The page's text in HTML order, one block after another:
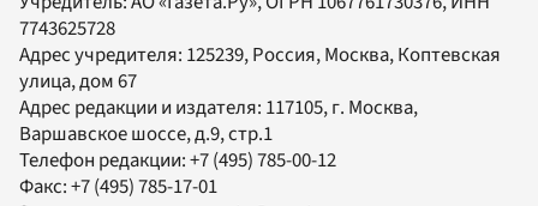
7743625728
Адрес учредителя: 125239, Россия, Москва, Коптевская
улица, дом 67
Адрес редакции и издателя: 117105, г. Москва,
Варшавское шоссе, д.9, стр.1
Телефон редакции:+7 (495) 785-00-12
Факс:+7 (495) 785-17-01